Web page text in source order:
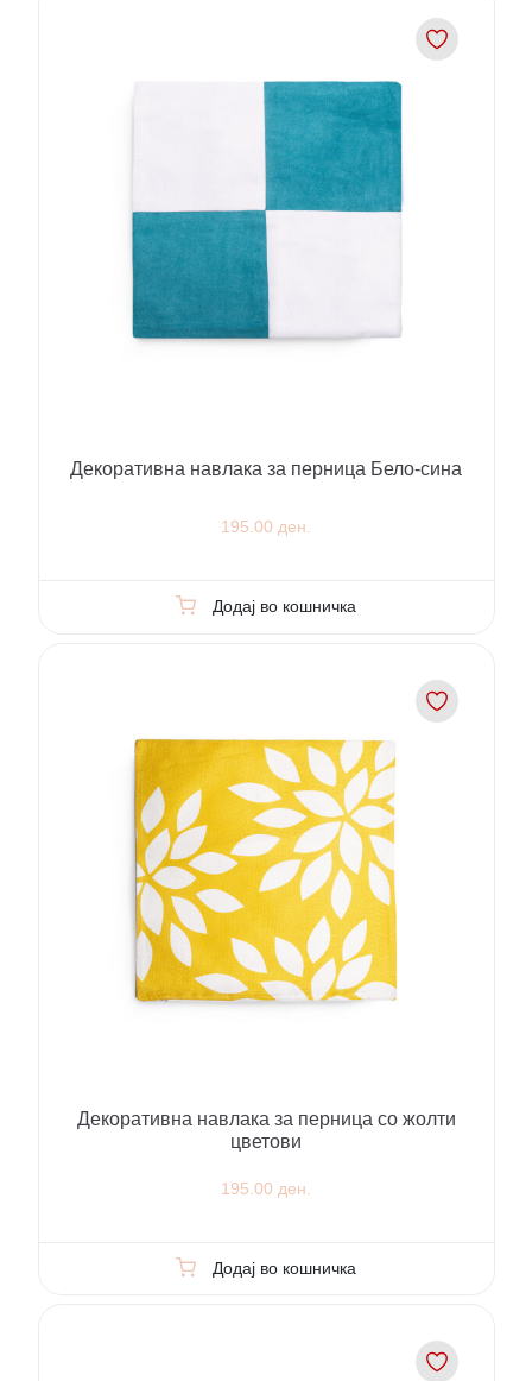
Декоративна навлака за перница Бело-сина
195.00 ден.
Додај во кошничка
Декоративна навлака за перница со жолти
цветови
195.00 ден.
Додај во кошничка